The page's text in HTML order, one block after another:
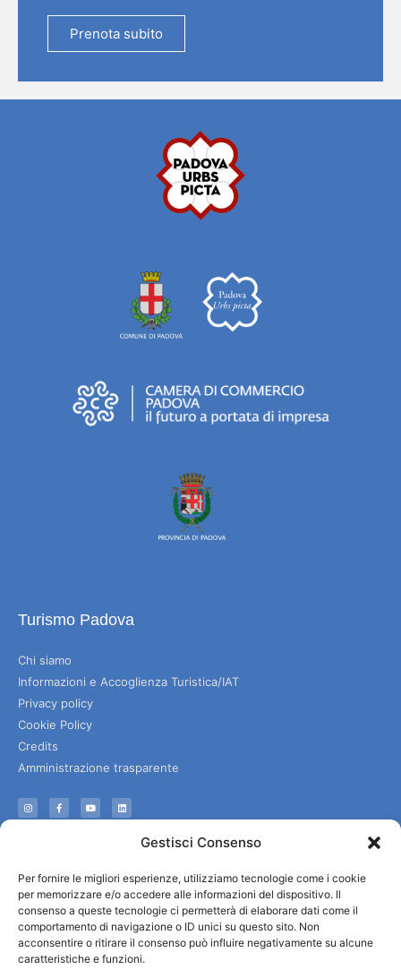
Gestisci Consenso
Per fornire le migliori esperienze, utilizziamo tecnologie come i cookie
per memorizzare e/o accedere alle informazioni del dispositivo. Il
consenso a queste tecnologie ci permetterà di elaborare dati come il
comportamento di navigazione o ID unici su questo sito. Non
acconsentire o ritirare il consenso può influire negativamente su alcune
caratteristiche e funzioni.
Prenota subito
Turismo Padova
Chi siamo
Informazioni e Accoglienza Turistica/IAT
Privacy policy
Cookie Policy
Credits
Amministrazione trasparente
Servizi utili
Download brochures